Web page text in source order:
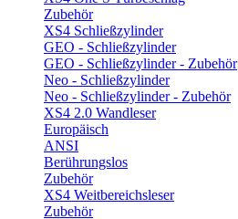
Zubehör
XS4 Schließzylinder
GEO - Schließzylinder
GEO - Schließzylinder - Zubehör
Neo - Schließzylinder
Neo - Schließzylinder - Zubehör
XS4 2.0 Wandleser
Europäisch
ANSI
Berührungslos
Zubehör
XS4 Weitbereichsleser
Zubehör